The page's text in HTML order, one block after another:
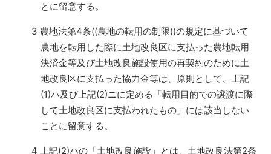
とに留意する。
3 農地法第4条((農地の転用の制限))の規定に基づいて
農地を転用した際に土地改良区に支払った農地転用
決済金等及び土地改良施設使用の再契約のために土
地改良区に支払った協力金等は、原則として、上記
(1)ハ及び上記(2)ニに定める「転用目的での譲渡に際
して土地改良区に支払われたもの」には該当しない
ことに留意する。
4 上記(2)ハの「土地改良施設」とは、土地改良法第2条